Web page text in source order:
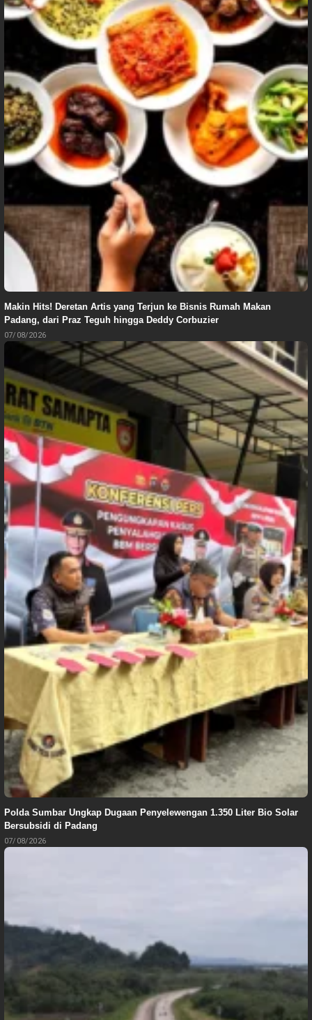
Makin Hits! Deretan Artis yang Terjun ke Bisnis Rumah Makan
Padang, dari Praz Teguh hingga Deddy Corbuzier
07/08/2026
Polda Sumbar Ungkap Dugaan Penyelewengan 1.350 Liter Bio Solar
Bersubsidi di Padang
07/08/2026